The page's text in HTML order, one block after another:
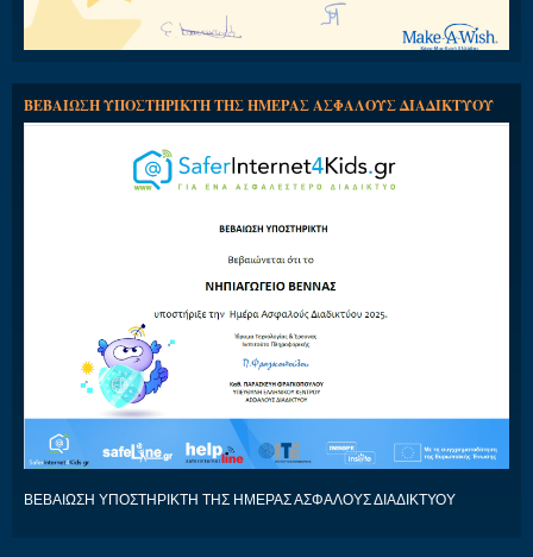
ΒΕΒΑΙΩΣΗ ΥΠΟΣΤΗΡΙΚΤΗ ΤΗΣ ΗΜΕΡΑΣ ΑΣΦΑΛΟΥΣ ΔΙΑΔΙΚΤΥΟΥ
ΒΕΒΑΙΩΣΗ ΥΠΟΣΤΗΡΙΚΤΗ ΤΗΣ ΗΜΕΡΑΣ ΑΣΦΑΛΟΥΣ ΔΙΑΔΙΚΤΥΟΥ